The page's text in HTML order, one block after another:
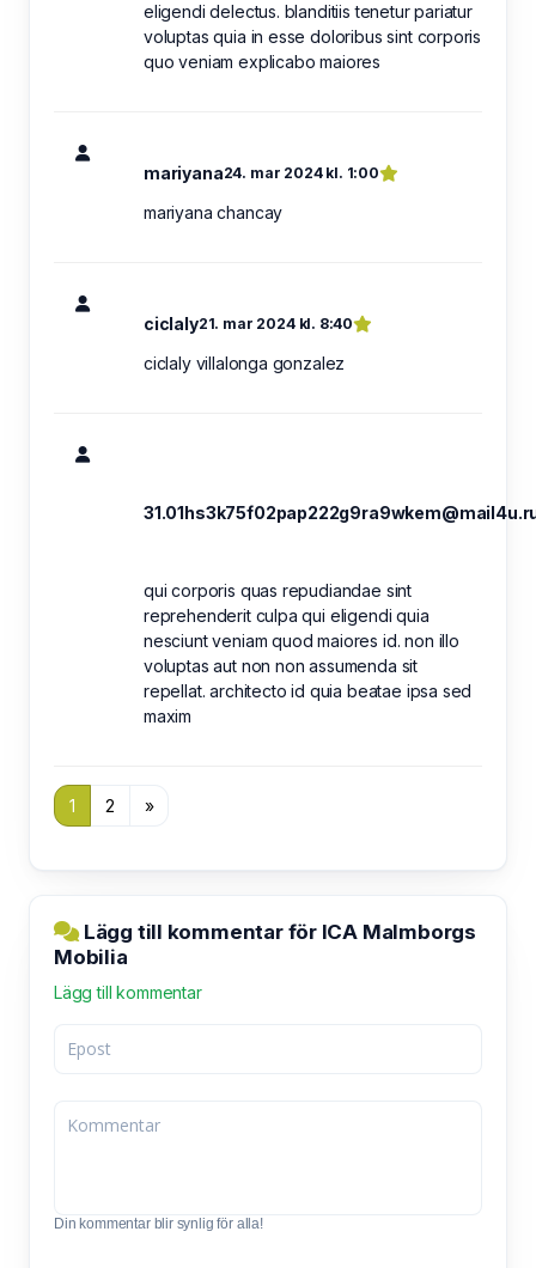
eligendi delectus. blanditiis tenetur pariatur
voluptas quia in esse doloribus sint corporis
quo veniam explicabo maiores
mariyana24. mar 2024 kl. 1:00
mariyana chancay
ciclaly21. mar 2024 kl. 8:40
ciclaly villalonga gonzalez
qui corporis quas repudiandae sint
reprehenderit culpa qui eligendi quia
nesciunt veniam quod maiores id. non illo
voluptas aut non non assumenda sit
repellat. architecto id quia beatae ipsa sed
maxim
1 2 »
Lägg till kommentar för ICA Malmborgs
Mobilia
Lägg till kommentar
Din kommentar blir synlig för alla!